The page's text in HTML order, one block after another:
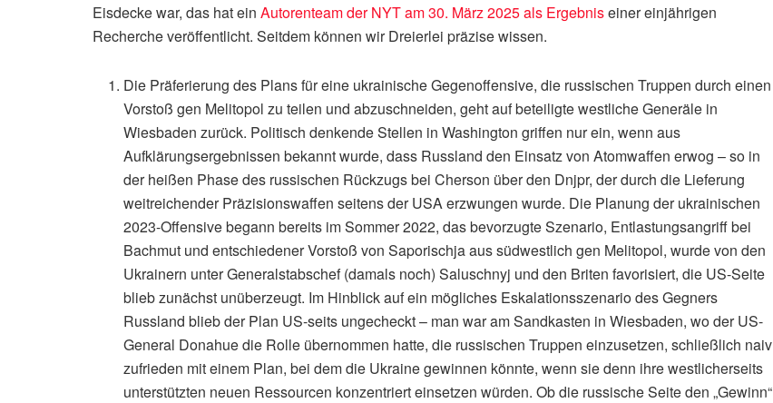
Eisdecke war, das hat ein Autorenteam der NYT am 30. März 2025 als Ergebniseiner einjährigen
Recherche veröffentlicht. Seitdem können wir Dreierlei präzise wissen.
Die Präferierung des Plans für eine ukrainische Gegenoffensive, die russischen Truppen durch einen
Vorstoß gen Melitopol zu teilen und abzuschneiden, geht auf beteiligte westliche Generäle in
Wiesbaden zurück. Politisch denkende Stellen in Washington griffen nur ein, wenn aus
Aufklärungsergebnissen bekannt wurde, dass Russland den Einsatz von Atomwaffen erwog – so in
der heißen Phase des russischen Rückzugs bei Cherson über den Dnjpr, der durch die Lieferung
weitreichender Präzisionswaffen seitens der USA erzwungen wurde. Die Planung der ukrainischen
2023-Offensive begann bereits im Sommer 2022, das bevorzugte Szenario, Entlastungsangriff bei
Bachmut und entschiedener Vorstoß von Saporischja aus südwestlich gen Melitopol, wurde von den
Ukrainern unter Generalstabschef (damals noch) Saluschnyj und den Briten favorisiert, die US-Seite
blieb zunächst unüberzeugt. Im Hinblick auf ein mögliches Eskalationsszenario des Gegners
Russland blieb der Plan US-seits ungecheckt – man war am Sandkasten in Wiesbaden, wo der US-
General Donahue die Rolle übernommen hatte, die russischen Truppen einzusetzen, schließlich naiv
zufrieden mit einem Plan, bei dem die Ukraine gewinnen könnte, wenn sie denn ihre westlicherseits
unterstützten neuen Ressourcen konzentriert einsetzen würden. Ob die russische Seite den „Gewinn“